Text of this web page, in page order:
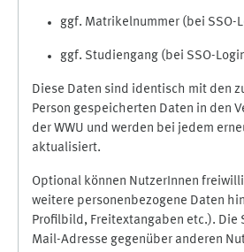
ggf. Matrikelnummer (bei SSO-
ggf. Studiengang (bei SSO-
Diese Daten sind identisch mit den
Person gespeicherten Daten in den
der WWU und werden bei jedem
aktualisiert.
Optional können NutzerInnen
weitere personenbezogene Daten
Profilbild, Freitextangaben etc.). Die
Mail-Adresse gegenüber anderen